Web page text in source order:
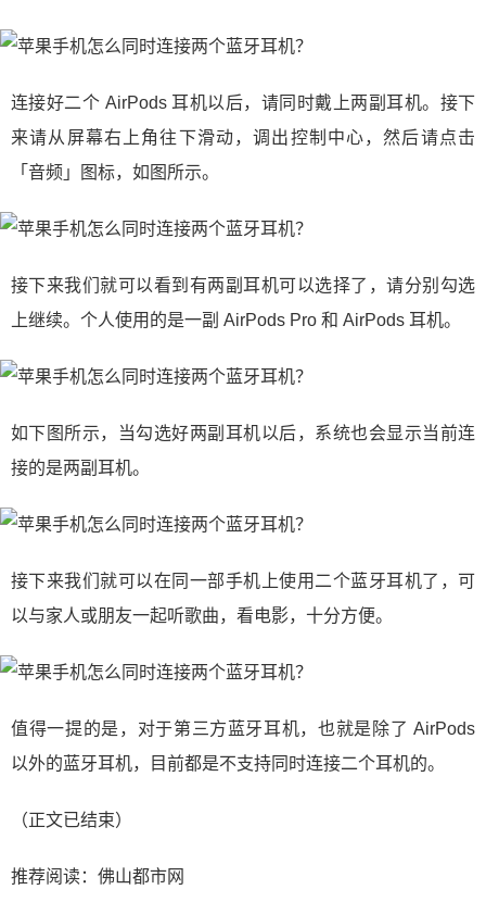
连接好二个 AirPods 耳机以后，请同时戴上两副耳机。接下
来请从屏幕右上角往下滑动，调出控制中心，然后请点击
「音频」图标，如图所示。
接下来我们就可以看到有两副耳机可以选择了，请分别勾选
上继续。个人使用的是一副 AirPods Pro 和 AirPods 耳机。
如下图所示，当勾选好两副耳机以后，系统也会显示当前连
接的是两副耳机。
接下来我们就可以在同一部手机上使用二个蓝牙耳机了，可
以与家人或朋友一起听歌曲，看电影，十分方便。
值得一提的是，对于第三方蓝牙耳机，也就是除了 AirPods
以外的蓝牙耳机，目前都是不支持同时连接二个耳机的。
（正文已结束）
推荐阅读： 佛山都市网